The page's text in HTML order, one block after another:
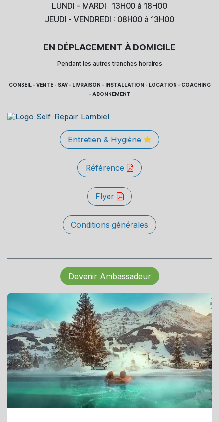
LUNDI - MARDI : 13H00 à 18H00
JEUDI - VENDREDI : 08H00 à 13H00
EN DÉPLACEMENT À DOMICILE
Pendant les autres tranches horaires
CONSEIL - VENTE - SAV - LIVRAISON - INSTALLATION - LOCATION - COACHING
- ABONNEMENT
Entretien & Hygiène
Référence
Flyer
Conditions générales
Devenir Ambassadeur